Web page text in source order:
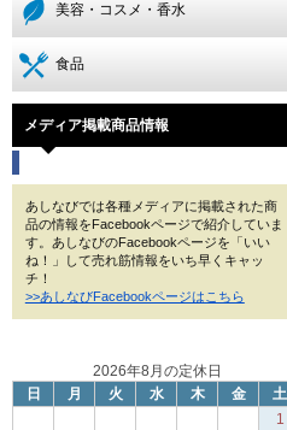
美容・コスメ・香水
食品
メディア掲載商品情報
あしなびでは各種メディアに掲載された商
品の情報をFacebookページで紹介していま
す。あしなびのFacebookページを「いい
ね！」して売れ筋情報をいち早くキャッ
チ！
>>あしなびFacebookページはこちら
2026年8月の定休日
日
月 火 水 木 金
土
1